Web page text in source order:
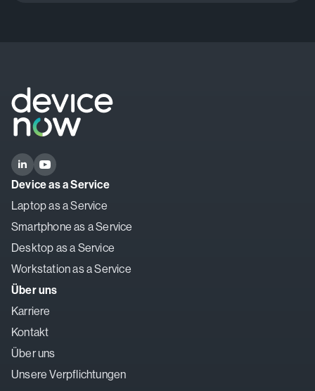
Device as a Service
Laptop as a Service
Smartphone as a Service
Desktop as a Service
Workstation as a Service
Über uns
Karriere
Kontakt
Über uns
Unsere Verpflichtungen